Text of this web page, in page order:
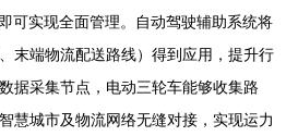
可实现全面管理。自动驾驶辅助系统将
末端物流配送路线）得到应用，提升行
据采集节点，电动三轮车能够收集路
慧城市及物流网络无缝对接，实现运力